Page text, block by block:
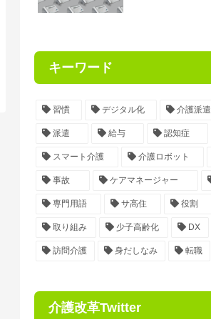
キーワード
習慣 デジタル化 介護派遣
派遣 給与 認知症
スマート介護 介護ロボット
事故 ケアマネージャー
専門用語 サ高住 役割
取り組み 少子高齢化 DX
訪問介護 身だしなみ 転職
介護改革Twitter